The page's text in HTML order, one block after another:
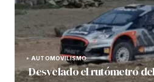
AUTOMOVILISMO
Desvelado el rutómetro